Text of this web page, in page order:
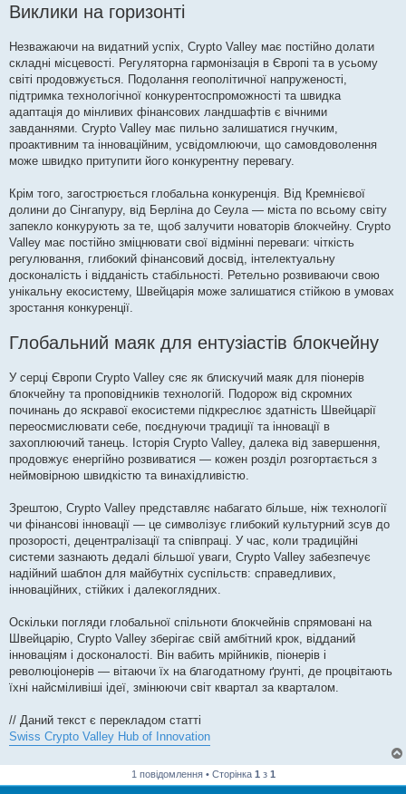
Виклики на горизонті
Незважаючи на видатний успіх, Crypto Valley має постійно долати
складні місцевості. Регуляторна гармонізація в Європі та в усьому
світі продовжується. Подолання геополітичної напруженості,
підтримка технологічної конкурентоспроможності та швидка
адаптація до мінливих фінансових ландшафтів є вічними
завданнями. Crypto Valley має пильно залишатися гнучким,
проактивним та інноваційним, усвідомлюючи, що самовдоволення
може швидко притупити його конкурентну перевагу.
Крім того, загострюється глобальна конкуренція. Від Кремнієвої
долини до Сінгапуру, від Берліна до Сеула — міста по всьому світу
запекло конкурують за те, щоб залучити новаторів блокчейну. Crypto
Valley має постійно зміцнювати свої відмінні переваги: ​​чіткість
регулювання, глибокий фінансовий досвід, інтелектуальну
досконалість і відданість стабільності. Ретельно розвиваючи свою
унікальну екосистему, Швейцарія може залишатися стійкою в умовах
зростання конкуренції.
Глобальний маяк для ентузіастів блокчейну
У серці Європи Crypto Valley сяє як блискучий маяк для піонерів
блокчейну та проповідників технологій. Подорож від скромних
починань до яскравої екосистеми підкреслює здатність Швейцарії
переосмислювати себе, поєднуючи традиції та інновації в
захоплюючий танець. Історія Crypto Valley, далека від завершення,
продовжує енергійно розвиватися — кожен розділ розгортається з
неймовірною швидкістю та винахідливістю.
Зрештою, Crypto Valley представляє набагато більше, ніж технології
чи фінансові інновації — це символізує глибокий культурний зсув до
прозорості, децентралізації та співпраці. У час, коли традиційні
системи зазнають дедалі більшої уваги, Crypto Valley забезпечує
надійний шаблон для майбутніх суспільств: справедливих,
інноваційних, стійких і далекоглядних.
Оскільки погляди глобальної спільноти блокчейнів спрямовані на
Швейцарію, Crypto Valley зберігає свій амбітний крок, відданий
інноваціям і досконалості. Він вабить мрійників, піонерів і
революціонерів — вітаючи їх на благодатному ґрунті, де процвітають
їхні найсміливіші ідеї, змінюючи світ квартал за кварталом.
// Даний текст є перекладом статті
Swiss Crypto Valley Hub of Innovation
1 повідомлення • Сторінка 1 з 1